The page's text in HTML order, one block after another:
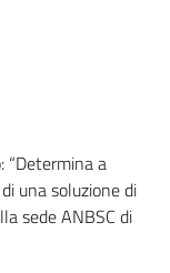
a
una soluzione di
sede ANBSC di